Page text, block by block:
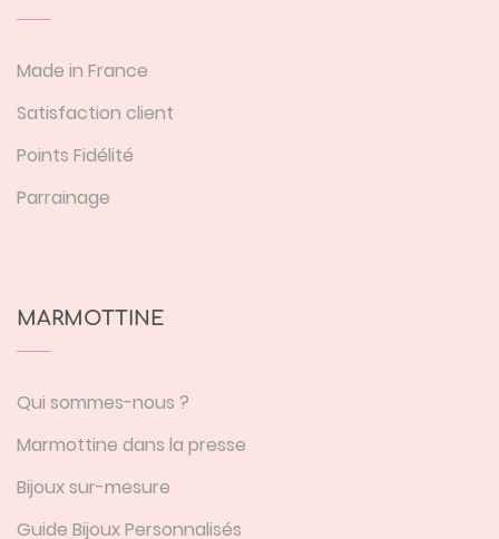
Made in France
Satisfaction client
Points Fidélité
Parrainage
MARMOTTINE
Qui sommes-nous ?
Marmottine dans la presse
Bijoux sur-mesure
Guide Bijoux Personnalisés